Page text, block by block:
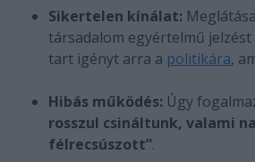
Sikertelen kínálat:
társadalom egyértelmű
tart igényt arra a politikára,
Hibás működés: Úgy
rosszul csináltunk, valami
félrecsúszott”.